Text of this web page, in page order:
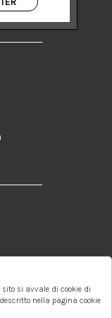
Contatti:
info@donna1981.it
si avvale di cookie di
nella pagina cookie